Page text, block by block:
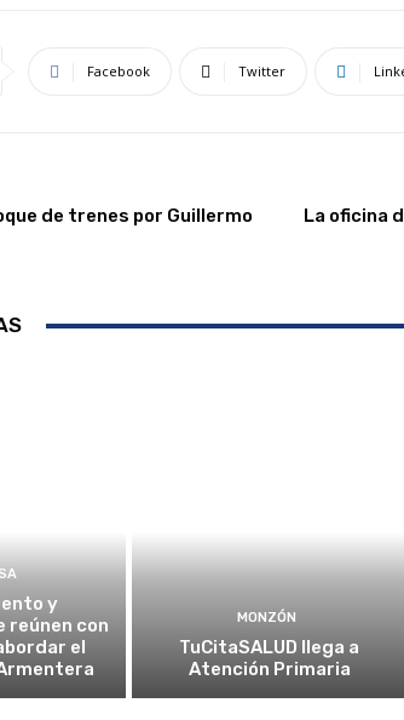
Facebook Twitter
de trenes por Guillermo
La oficina
y
reúnen con
el
MONZÓN
TuCitaSALUD llega a
Atención Primaria